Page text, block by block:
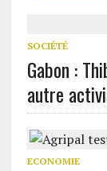
SOCIÉTÉ
Gabon :
autre
ECONOMIE